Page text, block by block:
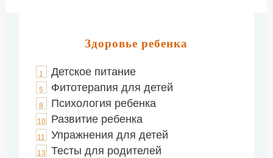
Здоровье ребенка
1 Детское питание
5 Фитотерапия для детей
8 Психология ребенка
10 Развитие ребенка
11 Упражнения для детей
13 Тесты для родителей